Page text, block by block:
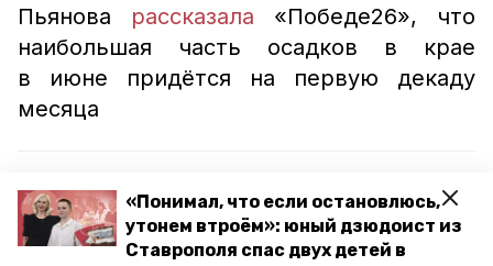
«Понимал, что если остановлюсь,
утонем втроём»: юный дзюдоист из
Ставрополя спас двух детей в
Пьянова рассказала «Победе26», что
наибольшая часть осадков в крае
в июне придётся на первую декаду
месяца
О возможном подъёме уровня воды в реке
Калаус предупредили в МЧС Ставрополья